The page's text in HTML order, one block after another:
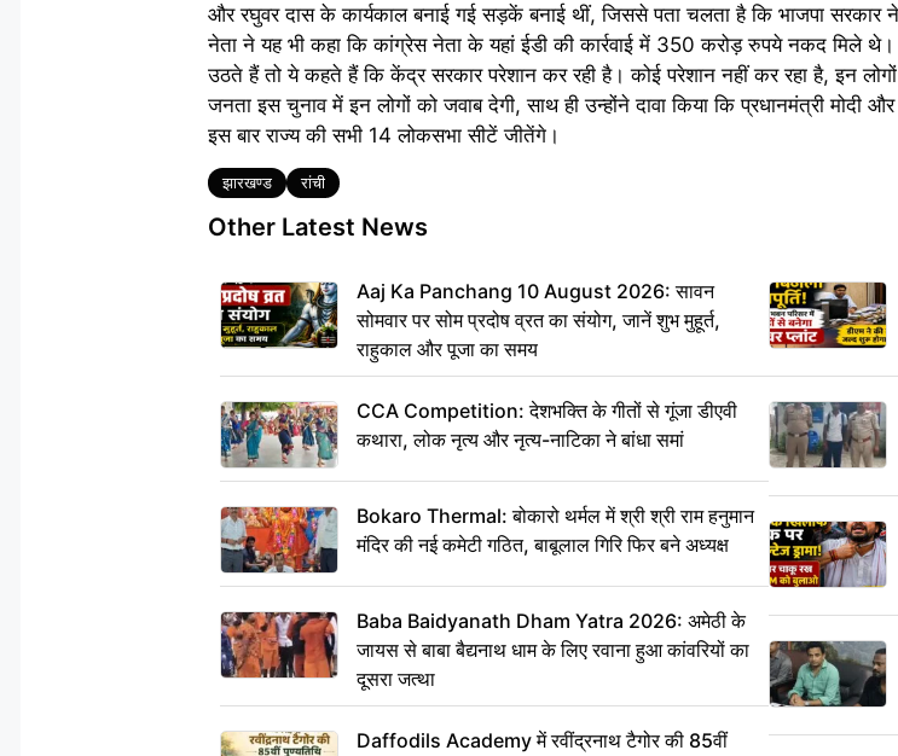
और रघुवर दास के कार्यकाल बनाई गई सड़कें बनाई थीं, जिससे पता चलता है कि भाजपा सरकार ने
नेता ने यह भी कहा कि कांग्रेस नेता के यहां ईडी की कार्रवाई में 350 करोड़ रुपये नकद मिले
उठते हैं तो ये कहते हैं कि केंद्र सरकार परेशान कर रही है। कोई परेशान नहीं कर रहा है, इन
जनता इस चुनाव में इन लोगों को जवाब देगी, साथ ही उन्होंने दावा किया कि प्रधानमंत्री मोदी
इस बार राज्य की सभी 14 लोकसभा सीटें जीतेंगे।
Tags
झारखण्ड रांची
Other Latest News
Aaj Ka Panchang 10 August 2026: सावन
सोमवार पर सोम प्रदोष व्रत का संयोग, जानें शुभ मुहूर्त,
राहुकाल और पूजा का समय
CCA Competition: देशभक्ति के गीतों से गूंजा डीएवी
कथारा, लोक नृत्य और नृत्य-नाटिका ने बांधा समां
Bokaro Thermal: बोकारो थर्मल में श्री श्री राम हनुमान
मंदिर की नई कमेटी गठित, बाबूलाल गिरि फिर बने अध्यक्ष
Baba Baidyanath Dham Yatra 2026: अमेठी के
जायस से बाबा बैद्यनाथ धाम के लिए रवाना हुआ कांवरियों का
दूसरा जत्था
Daffodils Academy में रवींद्रनाथ टैगोर की 85वीं